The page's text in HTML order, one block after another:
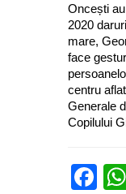
Oncești
2020
mare,
face
centru
Generale
Copilului